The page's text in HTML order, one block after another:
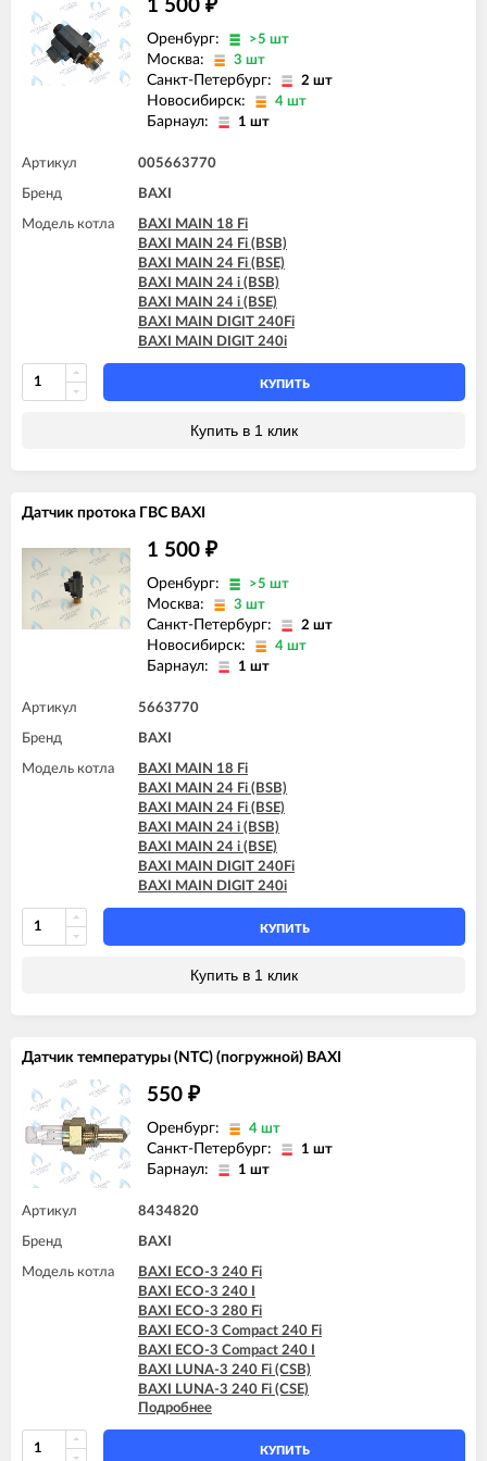
BAXI MAIN 24 Fi (BSB)
BAXI MAIN 24 i (BSB)
BAXI MAIN 24 i (BSE)
BAXI MAIN DIGIT 240Fi
BAXI MAIN DIGIT 240i
1 500 ₽
Оренбург: >5 шт
Москва: 3 шт
Санкт-Петербург: 2 шт
Новосибирск: 4 шт
Барнаул: 1 шт
Артикул 005663770
Бренд BAXI
Модель котла
BAXI MAIN 18 Fi
BAXI MAIN 24 Fi (BSB)
BAXI MAIN 24 Fi (BSE)
BAXI MAIN 24 i (BSB)
BAXI MAIN 24 i (BSE)
BAXI MAIN DIGIT 240Fi
BAXI MAIN DIGIT 240i
КУПИТЬ
Купить в 1 клик
Датчик протока ГВС BAXI
1 500 ₽
Оренбург: >5 шт
Москва: 3 шт
Санкт-Петербург: 2 шт
Новосибирск: 4 шт
Барнаул: 1 шт
Артикул 5663770
Бренд BAXI
Модель котла
BAXI MAIN 18 Fi
BAXI MAIN 24 Fi (BSB)
BAXI MAIN 24 Fi (BSE)
BAXI MAIN 24 i (BSB)
BAXI MAIN 24 i (BSE)
BAXI MAIN DIGIT 240Fi
BAXI MAIN DIGIT 240i
КУПИТЬ
Купить в 1 клик
Датчик температуры (NTC) (погружной) BAXI
550 ₽
Оренбург: 4 шт
Санкт-Петербург: 1 шт
Барнаул: 1 шт
Артикул 8434820
Бренд BAXI
Модель котла
BAXI ECO-3 240 Fi
BAXI ECO-3 240 I
BAXI ECO-3 280 Fi
BAXI ECO-3 Compact 240 Fi
BAXI ECO-3 Compact 240 I
BAXI LUNA-3 240 Fi (CSB)
BAXI LUNA-3 240 Fi (CSE)
BAXI LUNA-3 240 i (CSB)
BAXI LUNA-3 240 i (CSE)
BAXI LUNA-3 280 Fi (CSE)
Подробнее
КУПИТЬ